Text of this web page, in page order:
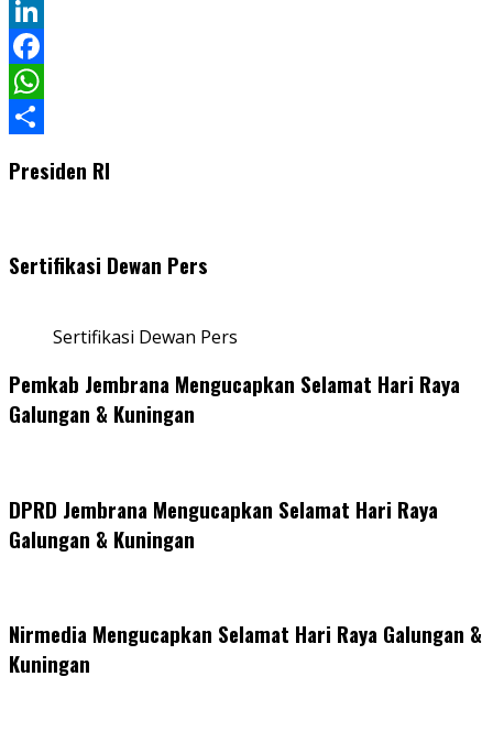
Twitter
LinkedIn
Facebook
WhatsApp
Presiden RI
Sertifikasi Dewan Pers
Sertifikasi Dewan Pers
Pemkab Jembrana Mengucapkan Selamat Hari Raya
Galungan & Kuningan
DPRD Jembrana Mengucapkan Selamat Hari Raya
Galungan & Kuningan
Nirmedia Mengucapkan Selamat Hari Raya Galungan &
Kuningan